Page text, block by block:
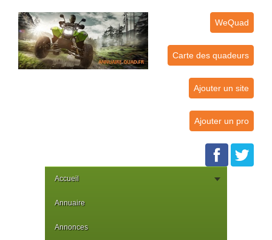
WeQuad
Carte des quadeurs
Ajouter un site
Ajouter un pro
Accueil
Annuaire
Annonces